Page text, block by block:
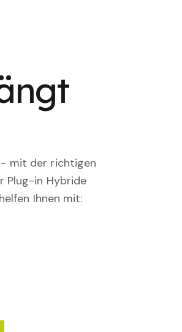
- mit der richtigen
Plug-in Hybride
Ihnen mit: